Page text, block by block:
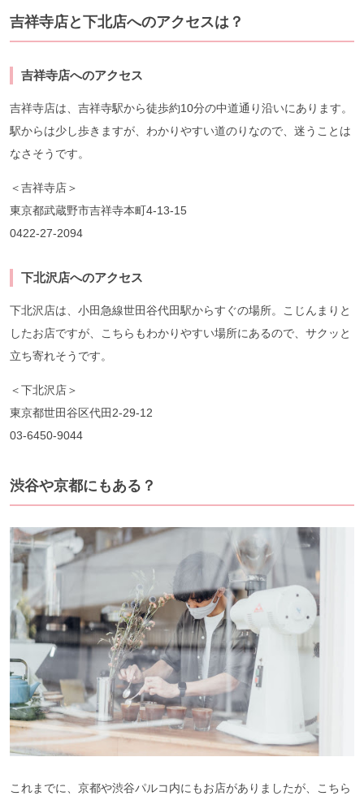
吉祥寺店と下北店へのアクセスは？
吉祥寺店へのアクセス
吉祥寺店は、吉祥寺駅から徒歩約10分の中道通り沿いにあります。
駅からは少し歩きますが、わかりやすい道のりなので、迷うことは
なさそうです。
＜吉祥寺店＞
東京都武蔵野市吉祥寺本町4-13-15
0422-27-2094
下北沢店へのアクセス
下北沢店は、小田急線世田谷代田駅からすぐの場所。こじんまりと
したお店ですが、こちらもわかりやすい場所にあるので、サクッと
立ち寄れそうです。
＜下北沢店＞
東京都世田谷区代田2-29-12
03-6450-9044
渋谷や京都にもある？
これまでに、京都や渋谷パルコ内にもお店がありましたが、こちら